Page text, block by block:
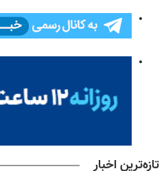
تازه‌ترین اخبار